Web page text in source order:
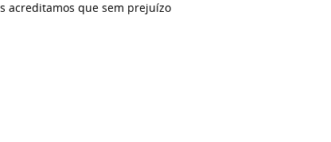
acreditamos que sem prejuízo